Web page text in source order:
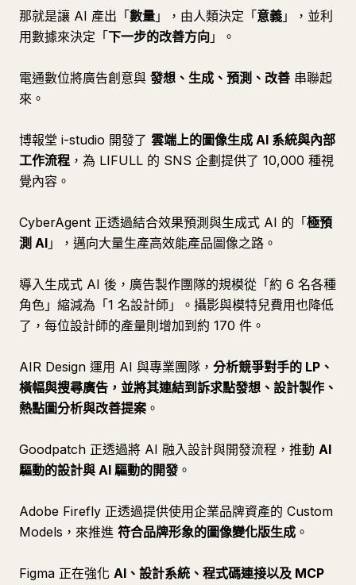
那就是讓 AI 產出「數量 」，由人類決定「意義 」，並利
用數據來決定「下一步的改善方向 」。
電通數位將廣告創意與 發想、生成、預測、改善 串聯起
來。
博報堂 i-studio 開發了 雲端上的圖像生成 AI 系統與內部
工作流程 ，為 LIFULL 的 SNS 企劃提供了 10,000 種視
覺內容。
CyberAgent 正透過結合效果預測與生成式 AI 的「極預
測 AI 」，邁向大量生產高效能產品圖像之路。
導入生成式 AI 後，廣告製作團隊的規模從「約 6 名各種
角色」縮減為「1 名設計師」。攝影與模特兒費用也降低
了，每位設計師的產量則增加到約 170 件。
AIR Design 運用 AI 與專業團隊， 分析競爭對手的 LP、
橫幅與搜尋廣告，並將其連結到訴求點發想、設計製作、
熱點圖分析與改善提案 。
Goodpatch 正透過將 AI 融入設計與開發流程，推動 AI
驅動的設計與 AI 驅動的開發 。
Adobe Firefly 正透過提供使用企業品牌資產的 Custom
Models，來推進 符合品牌形象的圖像變化版生成 。
Figma 正在強化 AI、設計系統、程式碼連接以及 MCP